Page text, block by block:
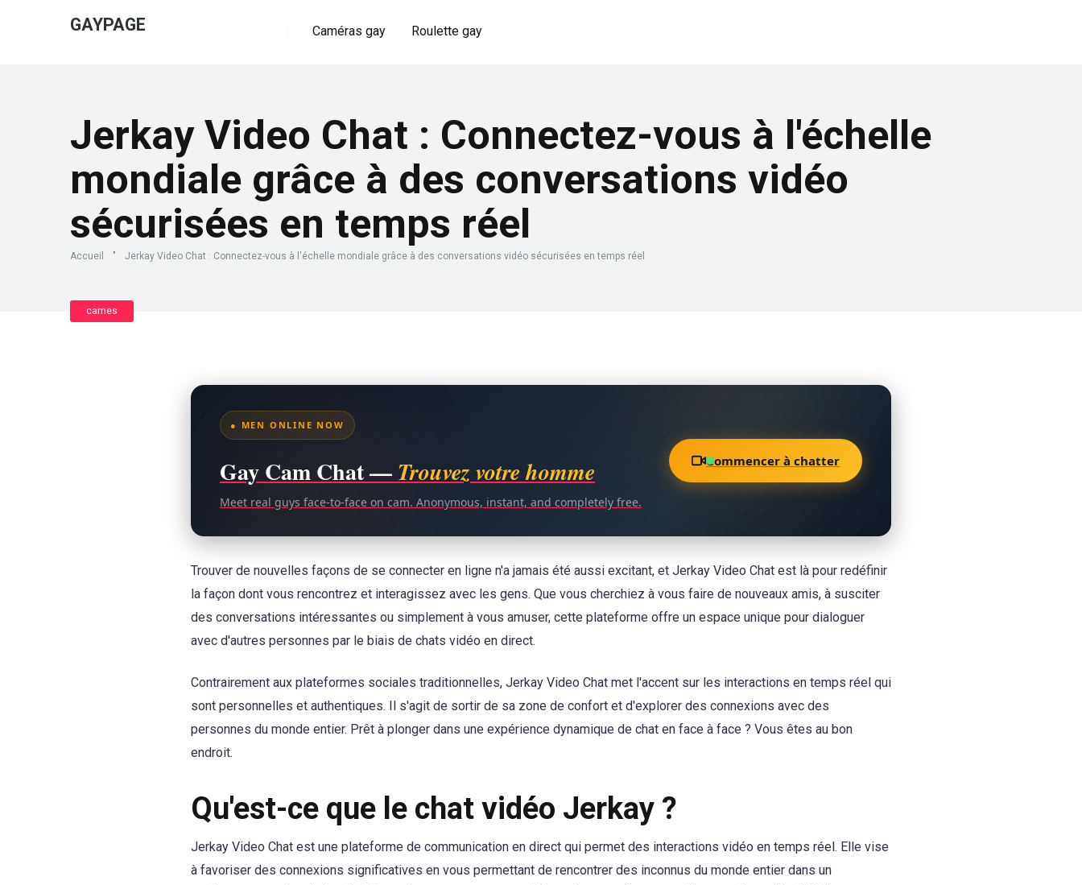
GAYPAGE Caméras gay Roulette gay
Jerkay Video Chat : Connectez-vous à l'échelle
mondiale grâce à des conversations vidéo
sécurisées en temps réel
Accueil " Jerkay Video Chat : Connectez-vous à l'échelle mondiale grâce à des conversations vidéo sécurisées en temps réel
cames
● MEN ONLINE NOW
Gay Cam Chat — Trouvez votre homme
Meet real guys face-to-face on cam. Anonymous, instant, and completely free.
Commencer à chatter
Trouver de nouvelles façons de se connecter en ligne n'a jamais été aussi excitant, et Jerkay Video Chat est là pour redéfinir
la façon dont vous rencontrez et interagissez avec les gens. Que vous cherchiez à vous faire de nouveaux amis, à susciter
des conversations intéressantes ou simplement à vous amuser, cette plateforme offre un espace unique pour dialoguer
avec d'autres personnes par le biais de chats vidéo en direct.
Contrairement aux plateformes sociales traditionnelles, Jerkay Video Chat met l'accent sur les interactions en temps réel qui
sont personnelles et authentiques. Il s'agit de sortir de sa zone de confort et d'explorer des connexions avec des
personnes du monde entier. Prêt à plonger dans une expérience dynamique de chat en face à face ? Vous êtes au bon
endroit.
Qu'est-ce que le chat vidéo Jerkay ?
Jerkay Video Chat est une plateforme de communication en direct qui permet des interactions vidéo en temps réel. Elle vise
à favoriser des connexions significatives en vous permettant de rencontrer des inconnus du monde entier dans un